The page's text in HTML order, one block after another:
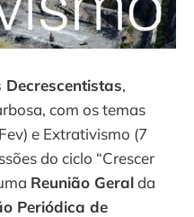
Decrescentistas,
com os temas
e Extrativismo (7
do ciclo “Crescer
Reunião Geralda
Periódica de